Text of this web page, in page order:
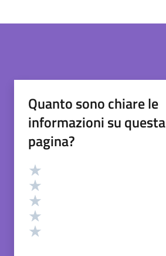
Quanto sono chiare le
informazioni su questa
pagina?
Valutazione